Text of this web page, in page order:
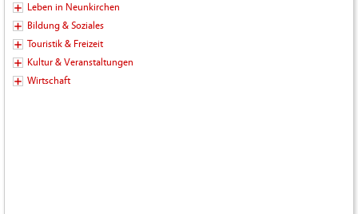
Leben in Neunkirchen
Bildung & Soziales
Touristik & Freizeit
Kultur & Veranstaltungen
Wirtschaft